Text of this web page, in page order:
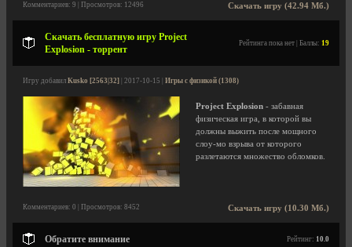
Скачать игру (42.94 Мб.)
Комментариев: 9 | Просмотров: 12496
Скачать бесплатную игру Project
Explosion - торрент
Рейтинга пока нет | Баллы: 19
Игру добавил Kusko [2563|32] | 2017-10-15 | Игры с физикой (1308)
Project Explosion - забавная
физическая игра, в которой вы
должны выжить после мощного
слоу-мо взрыва от которого
разлетаются множество обломков.
Скачать игру (10.30 Мб.)
Комментариев: 0 | Просмотров: 8452
Обратите внимание Рейтинг: 10.0